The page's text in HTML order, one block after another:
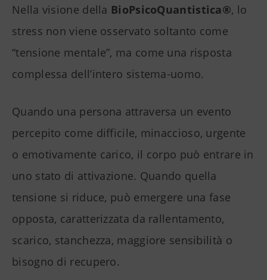
Nella visione della BioPsicoQuantistica®, lo
stress non viene osservato soltanto come
“tensione mentale”, ma come una risposta
complessa dell’intero sistema-uomo.
Quando una persona attraversa un evento
percepito come difficile, minaccioso, urgente
o emotivamente carico, il corpo può entrare in
uno stato di attivazione. Quando quella
tensione si riduce, può emergere una fase
opposta, caratterizzata da rallentamento,
scarico, stanchezza, maggiore sensibilità o
bisogno di recupero.